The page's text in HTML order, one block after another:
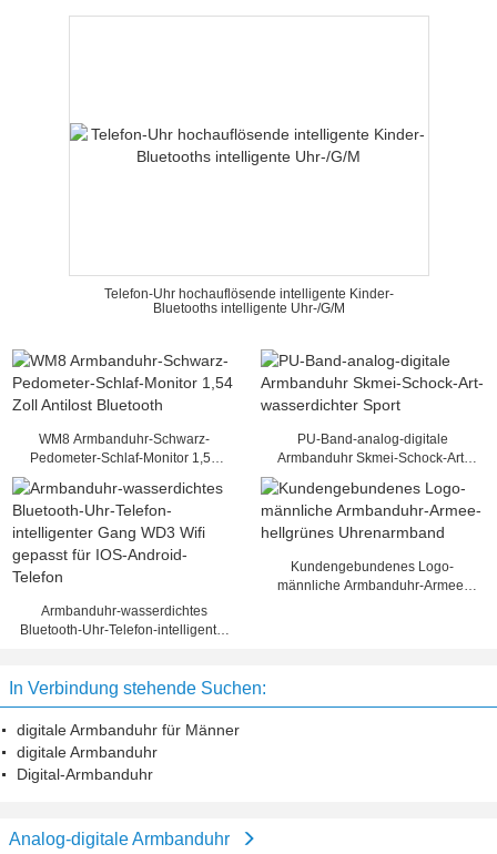
Telefon-Uhr hochauflösende intelligente Kinder-
Bluetooths intelligente Uhr-/G/M
WM8 Armbanduhr-Schwarz-
Pedometer-Schlaf-Monitor 1,54
PU-Band-analog-digitale
Armbanduhr Skmei-Schock-Art-
Armbanduhr-wasserdichtes
Bluetooth-Uhr-Telefon-intelligenter
Kundengebundenes Logo-
männliche Armbanduhr-Armee-
In Verbindung stehende Suchen:
digitale Armbanduhr für Männer
digitale Armbanduhr
Digital-Armbanduhr
Analog-digitale Armbanduhr